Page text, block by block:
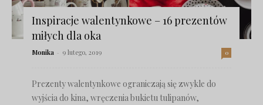
Inspiracje walentynkowe – 16 prezentów
miłych dla oka
Monika - 9 lutego, 2019 0
Prezenty walentynkowe ograniczają się zwykle do
wyjścia do kina, wręczenia bukietu tulipanów,